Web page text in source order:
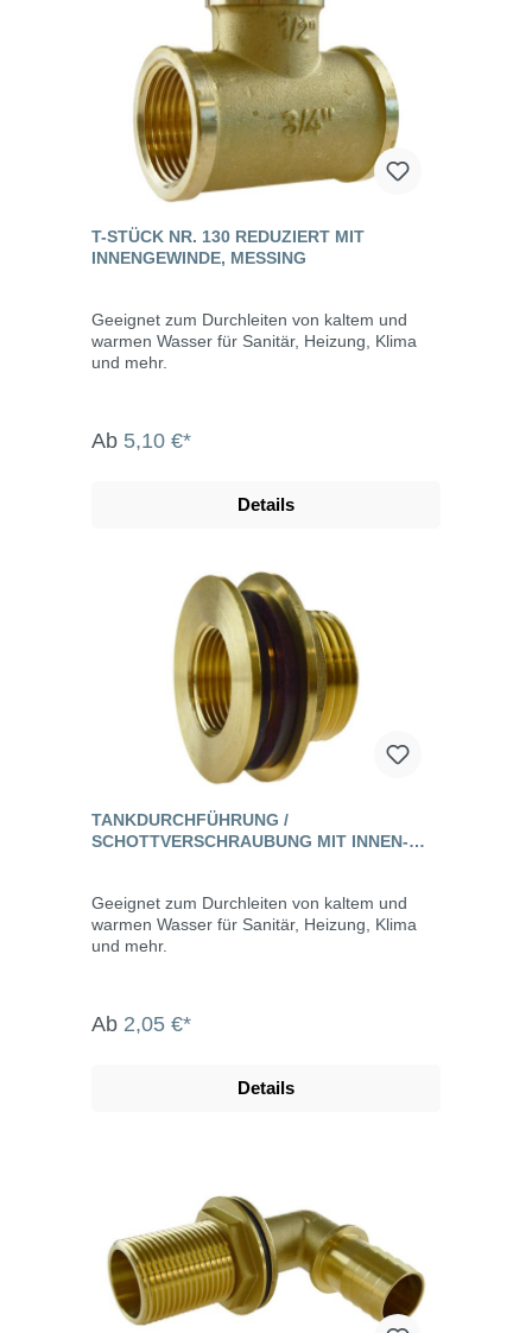
T-STÜCK NR. 130 REDUZIERT MIT
INNENGEWINDE, MESSING
Geeignet zum Durchleiten von kaltem und
warmen Wasser für Sanitär, Heizung, Klima
und mehr.
Ab 5,10 €*
Details
TANKDURCHFÜHRUNG /
SCHOTTVERSCHRAUBUNG MIT INNEN-
Geeignet zum Durchleiten von kaltem und
warmen Wasser für Sanitär, Heizung, Klima
und mehr.
Ab 2,05 €*
Details